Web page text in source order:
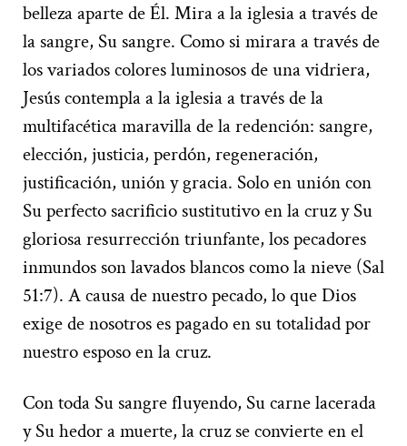
belleza aparte de Él. Mira a la iglesia a través de
la sangre, Su sangre. Como si mirara a través de
los variados colores luminosos de una vidriera,
Jesús contempla a la iglesia a través de la
multifacética maravilla de la redención: sangre,
elección, justicia, perdón, regeneración,
justificación, unión y gracia. Solo en unión con
Su perfecto sacrificio sustitutivo en la cruz y Su
gloriosa resurrección triunfante, los pecadores
inmundos son lavados blancos como la nieve (Sal
51:7). A causa de nuestro pecado, lo que Dios
exige de nosotros es pagado en su totalidad por
nuestro esposo en la cruz.
Con toda Su sangre fluyendo, Su carne lacerada
y Su hedor a muerte, la cruz se convierte en el